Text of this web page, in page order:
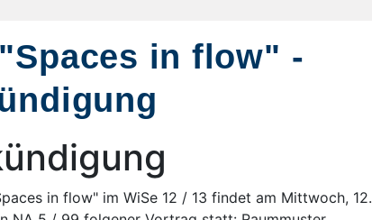
in flow" -
in flow" im WiSe 12 / 13 findet am Mittwoch, 12.